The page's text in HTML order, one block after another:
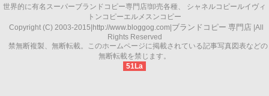
世界的に有名 スーパーブランドコピー専門店!卸売各種、 シャネルコピールイヴィ
トンコピーエルメスンコピー
Copyright (C) 2003-2015| http://www.bloggog.com ブランドコピー 専門店 |All
Rights Reserved
禁無断複製、無断転載。このホームページに掲載されている記事写真図表などの
無断転載を禁じます。
51La